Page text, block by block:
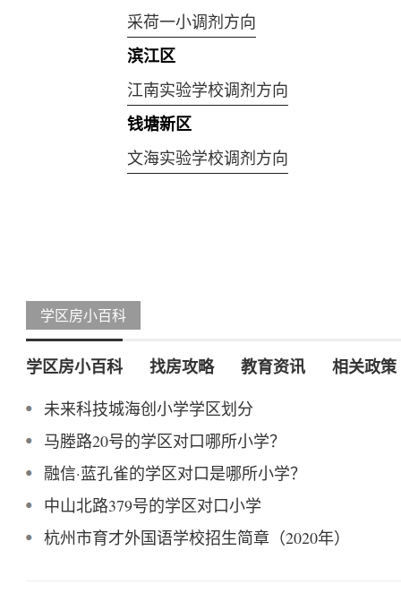
采荷一小调剂方向
滨江区
江南实验学校调剂方向
钱塘新区
文海实验学校调剂方向
学区房小百科
学区房小百科 找房攻略 教育资讯 相关政策
未来科技城海创小学学区划分
马塍路20号的学区对口哪所小学？
融信·蓝孔雀的学区对口是哪所小学？
中山北路379号的学区对口小学
杭州市育才外国语学校招生简章（2020年）